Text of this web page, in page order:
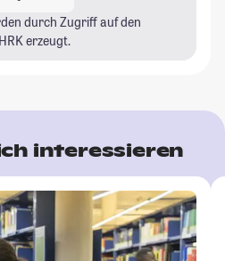
durch Zugriff auf den
erzeugt.
interessieren